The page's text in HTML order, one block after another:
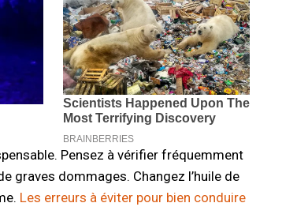
Pensez à vérifier fréquemment
graves dommages. Changez l’huile de
Les erreurs à éviter pour bien conduire